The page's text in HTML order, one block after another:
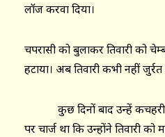
लॉज करवा दिया।
चपरासी को बुलाकर तिवारी को
हटाया। अब तिवारी कभी नहीं
कुछ दिनों बाद उन्हें कचहरी से
पर चार्ज था कि उन्होंने तिवारी